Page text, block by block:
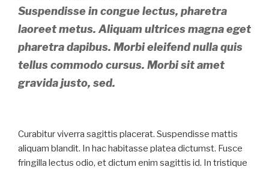
Suspendisse in congue lectus, pharetra
laoreet metus. Aliquam ultrices magna eget
pharetra dapibus. Morbi eleifend nulla quis
tellus commodo cursus. Morbi sit amet
gravida justo, sed.
Curabitur viverra sagittis placerat. Suspendisse mattis
aliquam blandit. In hac habitasse platea dictumst. Fusce
fringilla lectus odio, et dictum enim sagittis id. In tristique